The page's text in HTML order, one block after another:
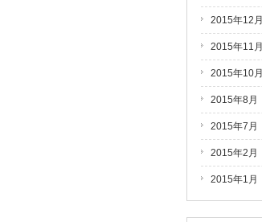
2015年12月
2015年11月
2015年10月
2015年8月
2015年7月
2015年2月
2015年1月